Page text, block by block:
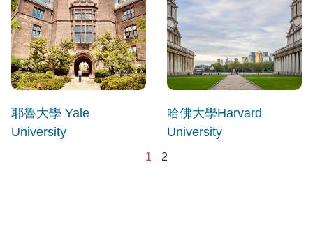
耶魯大學 Yale
University
哈佛大學Harvard
University
1 2